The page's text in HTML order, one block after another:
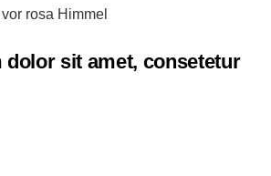
dolor sit amet, consetetur